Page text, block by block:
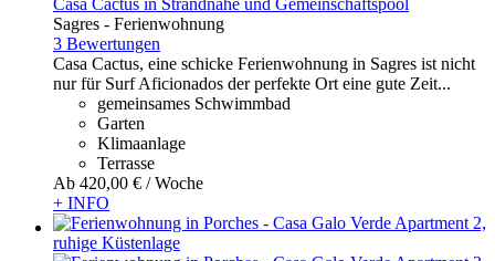
Casa Cactus in Strandnähe und Gemeinschaftspool
Sagres - Ferienwohnung
3 Bewertungen
Casa Cactus, eine schicke Ferienwohnung in Sagres ist nicht
nur für Surf Aficionados der perfekte Ort eine gute Zeit...
gemeinsames Schwimmbad
Garten
Klimaanlage
Terrasse
Ab 420,00 € / Woche
+ INFO